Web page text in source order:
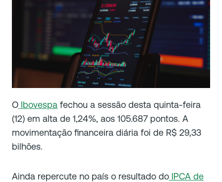
O Ibovespa fechou a sessão desta quinta-feira
(12) em alta de 1,24%, aos 105.687 pontos. A
movimentação financeira diária foi de R$ 29,33
bilhões.
Ainda repercute no país o resultado do IPCA de